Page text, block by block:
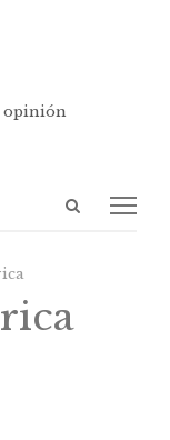
opinión
Abrir